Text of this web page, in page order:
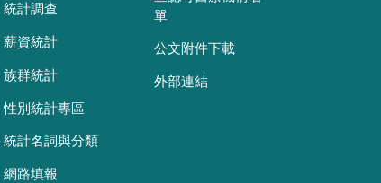
統計調查
薪資統計
族群統計
性別統計專區
統計名詞與分類
網路填報
單
公文附件下載
外部連結